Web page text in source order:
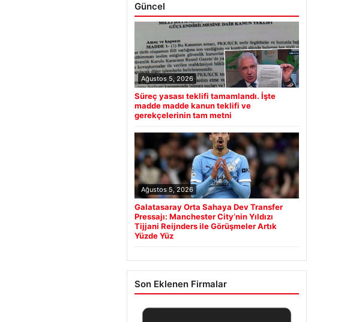
Güncel
Ağustos 5, 2026
Süreç yasası teklifi tamamlandı. İşte
madde madde kanun teklifi ve
gerekçelerinin tam metni
Ağustos 5, 2026
Galatasaray Orta Sahaya Dev Transfer
Pressajı: Manchester City’nin Yıldızı
Tijjani Reijnders ile Görüşmeler Artık
Yüzde Yüz
Son Eklenen Firmalar